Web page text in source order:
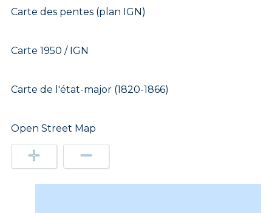
Carte des pentes (plan IGN)
Carte 1950 / IGN
Carte de l'état-major (1820-1866)
Open Street Map